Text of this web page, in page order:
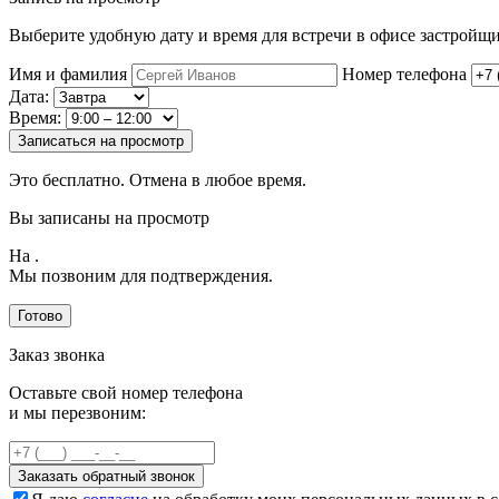
Выберите удобную дату и время для встречи в офисе
Имя и фамилия
Номер телефона
Дата:
Время:
Записаться на просмотр
Это бесплатно. Отмена в любое время.
Вы записаны на просмотр
На .
Мы позвоним для подтверждения.
Готово
Заказ звонка
Оставьте свой номер телефона
и мы перезвоним:
Заказать обратный звонок